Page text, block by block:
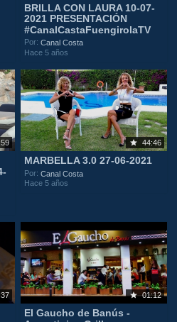
BRILLA CON LAURA 10-07-
2021 PRESENTACIÓN
#CanalCastaFuengirolaTV
Por:Canal Costa
Hace 5 años
44:46
MARBELLA 3.0 27-06-2021
Por:Canal Costa
Hace 5 años
01:12
El Gaucho de Banús -